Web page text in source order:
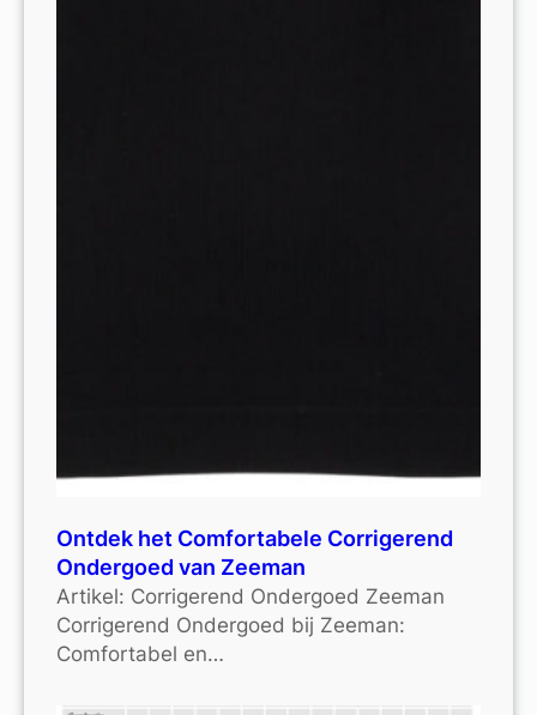
Ontdek het Comfortabele Corrigerend
Ondergoed van Zeeman
Artikel: Corrigerend Ondergoed Zeeman
Corrigerend Ondergoed bij Zeeman:
Comfortabel en…